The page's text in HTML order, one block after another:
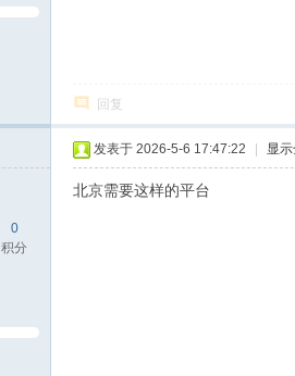
回复
0
积分
发表于 2026-5-6 17:47:22 显
北京需要这样的平台